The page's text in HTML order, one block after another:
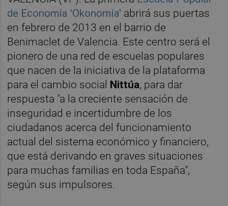
de Economía 'Okonomía' abrirá sus puertas
en febrero de 2013 en el barrio de
Benimaclet de Valencia. Este centro será el
pionero de una red de escuelas populares
que nacen de la iniciativa de la plataforma
para el cambio social Nittúa, para dar
respuesta "a la creciente sensación de
inseguridad e incertidumbre de los
ciudadanos acerca del funcionamiento
actual del sistema económico y financiero,
que está derivando en graves situaciones
para muchas familias en toda España",
según sus impulsores.